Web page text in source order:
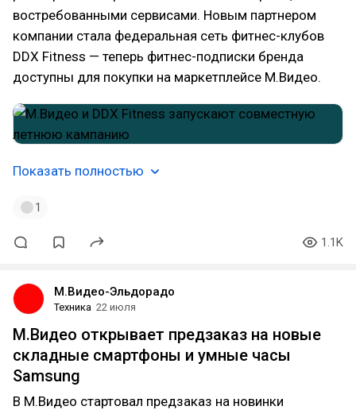
востребованными сервисами. Новым партнером
компании стала федеральная сеть фитнес-клубов
DDX Fitness — теперь фитнес-подписки бренда
доступны для покупки на маркетплейсе М.Видео.
Показать полностью
1
1.1K
М.Видео-Эльдорадо
Техника 22 июля
М.Видео открывает предзаказ на новые
складные смартфоны и умные часы
Samsung
В М.Видео стартовал предзаказ на новинки